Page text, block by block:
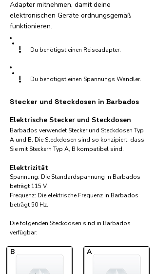
Adapter mitnehmen, damit deine
elektronischen Geräte ordnungsgemäß
funktionieren.
! Du benötigst einen Reiseadapter.
! Du benötigst einen Spannungs Wandler.
Stecker und Steckdosen in Barbados
Elektrische Stecker und Steckdosen
Barbados verwendet Stecker und Steckdosen Typ
A und B. Die Steckdosen sind so konzipiert, dass
Sie mit Steckern Typ A, B kompatibel sind.
Elektrizität
Spannung: Die Standardspannung in Barbados
beträgt 115 V.
Frequenz: Die elektrische Frequenz in Barbados
beträgt 50 Hz.
Die folgenden Steckdosen sind in Barbados
verfügbar:​
B A